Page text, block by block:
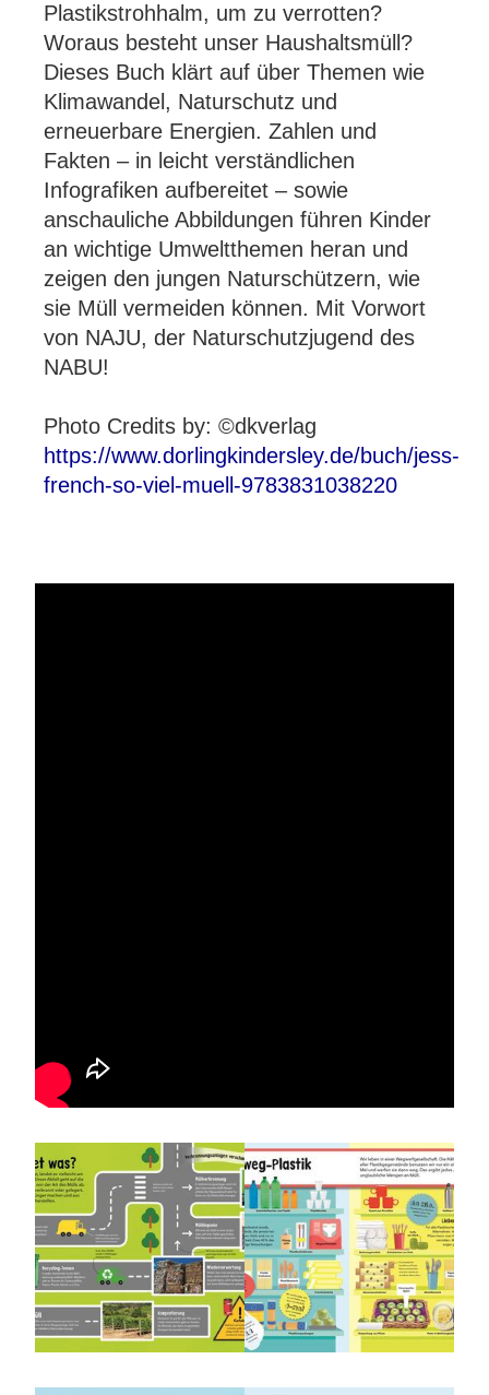
Plastikstrohhalm, um zu verrotten?
Woraus besteht unser Haushaltsmüll?
Dieses Buch klärt auf über Themen wie
Klimawandel, Naturschutz und
erneuerbare Energien. Zahlen und
Fakten – in leicht verständlichen
Infografiken aufbereitet – sowie
anschauliche Abbildungen führen Kinder
an wichtige Umweltthemen heran und
zeigen den jungen Naturschützern, wie
sie Müll vermeiden können. Mit Vorwort
von NAJU, der Naturschutzjugend des
NABU!
Photo Credits by: ©dkverlag
https://www.dorlingkindersley.de/buch/jess-
french-so-viel-muell-9783831038220